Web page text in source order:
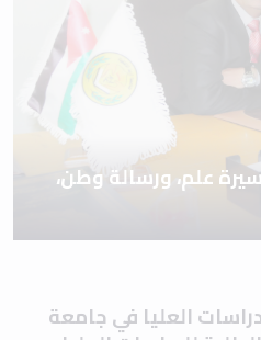
علم، ورسالة وطن،
العليا في جامعة